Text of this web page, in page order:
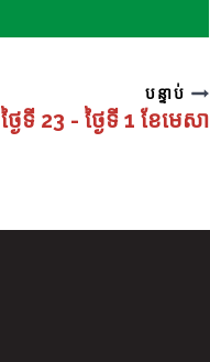
បន្ទាប់
ថ្ងៃទី 23 - ថ្ងៃទី 1 ខែមេសា